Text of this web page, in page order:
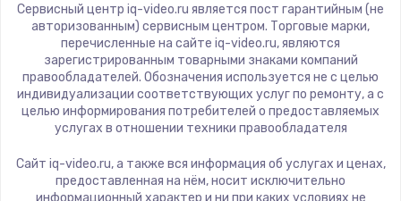
Сервисный центр iq-video.ru является пост гарантийным (не
авторизованным) сервисным центром. Торговые марки,
перечисленные на сайте iq-video.ru, являются
зарегистрированным товарными знаками компаний
правообладателей. Обозначения используется не с целью
индивидуализации соответствующих услуг по ремонту, а с
целью информирования потребителей о предоставляемых
услугах в отношении техники правообладателя
Сайт iq-video.ru, а также вся информация об услугах и ценах,
предоставленная на нём, носит исключительно
информационный характер и ни при каких условиях не